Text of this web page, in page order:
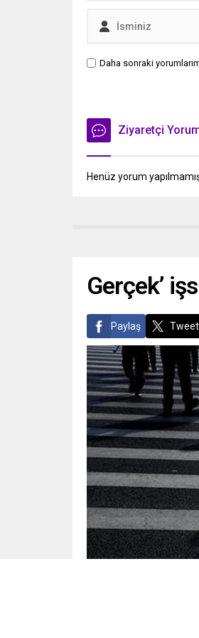
Daha sonraki
Ziyaretçi
Henüz yorum
Gerçek’
Paylaş